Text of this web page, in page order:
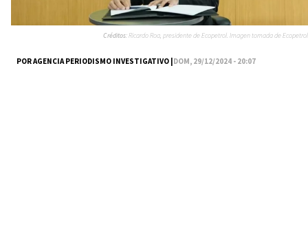
POR AGENCIA PERIODISMO INVESTIGATIVO |DOM, 29/12/2024 - 20:07
Créditos:Ricardo Roa, presidente de Ecopetrol. Imagen tomada de Ecopetrol